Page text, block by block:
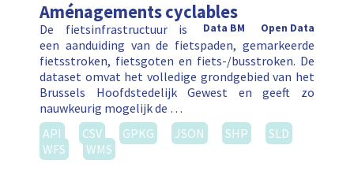
Aménagements cyclables
Open Data
Data BM
De fietsinfrastructuur is
een aanduiding van de fietspaden, gemarkeerde
fietsstroken, fietsgoten en fiets-/busstroken. De
dataset omvat het volledige grondgebied van het
Brussels Hoofdstedelijk Gewest en geeft zo
nauwkeurig mogelijk de …
API
CSV GPKG JSON SHP
SLD
WFS
WMS